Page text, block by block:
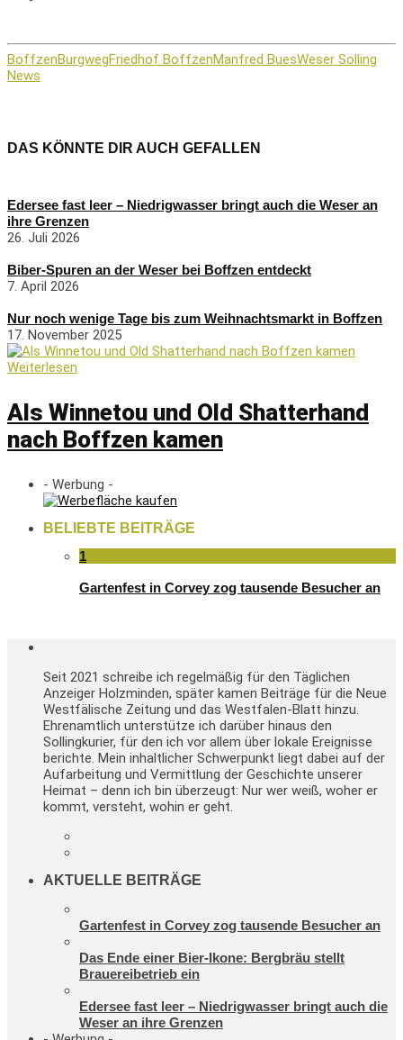
BoffzenBurgwegFriedhof BoffzenManfred BuesWeser Solling
News
DAS KÖNNTE DIR AUCH GEFALLEN
Edersee fast leer – Niedrigwasser bringt auch die Weser an
ihre Grenzen
26. Juli 2026
Biber-Spuren an der Weser bei Boffzen entdeckt
7. April 2026
Nur noch wenige Tage bis zum Weihnachtsmarkt in Boffzen
17. November 2025
Weiterlesen
Als Winnetou und Old Shatterhand
nach Boffzen kamen
- Werbung -
BELIEBTE BEITRÄGE
1
Gartenfest in Corvey zog tausende Besucher an
Seit 2021 schreibe ich regelmäßig für den Täglichen
Anzeiger Holzminden, später kamen Beiträge für die Neue
Westfälische Zeitung und das Westfalen-Blatt hinzu.
Ehrenamtlich unterstütze ich darüber hinaus den
Sollingkurier, für den ich vor allem über lokale Ereignisse
berichte. Mein inhaltlicher Schwerpunkt liegt dabei auf der
Aufarbeitung und Vermittlung der Geschichte unserer
Heimat – denn ich bin überzeugt: Nur wer weiß, woher er
kommt, versteht, wohin er geht.
AKTUELLE BEITRÄGE
Gartenfest in Corvey zog tausende Besucher an
Das Ende einer Bier-Ikone: Bergbräu stellt
Brauereibetrieb ein
Edersee fast leer – Niedrigwasser bringt auch die
Weser an ihre Grenzen